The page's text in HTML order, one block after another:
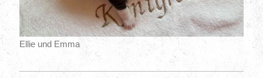
Ellie und Emma